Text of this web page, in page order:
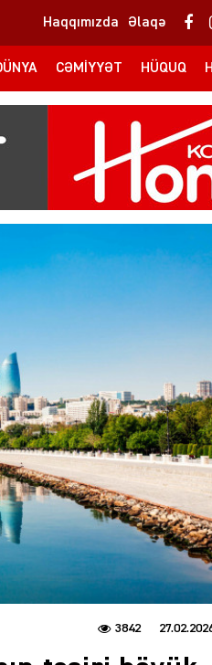
Haqqımızda Əlaqə
CƏMIYYƏT HÜQUQ
3842